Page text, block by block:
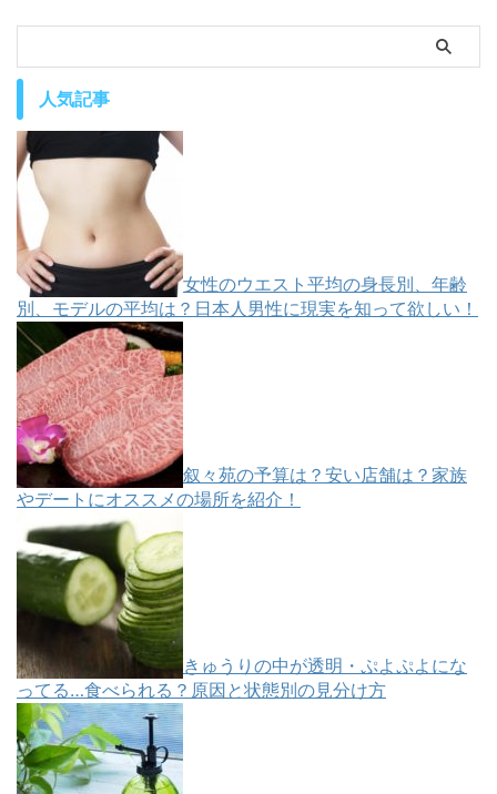
人気記事
女性のウエスト平均の身長別、年齢
別、モデルの平均は？日本人男性に現実を知って欲しい！
叙々苑の予算は？安い店舗は？家族
やデートにオススメの場所を紹介！
きゅうりの中が透明・ぷよぷよにな
ってる…食べられる？原因と状態別の見分け方